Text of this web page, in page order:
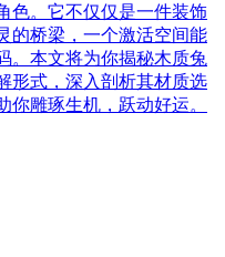
色。它不仅仅是一件装饰
的桥梁，一个激活空间能
。本文将为你揭秘木质兔
形式，深入剖析其材质选
雕琢生机，跃动好运。